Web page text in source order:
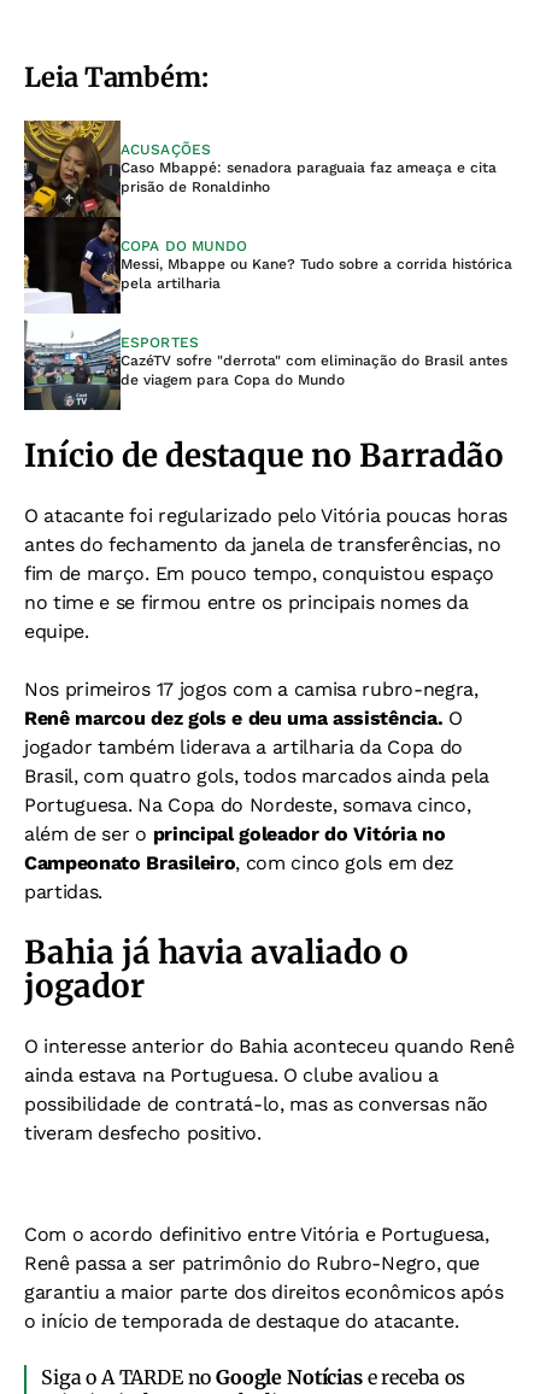
Leia Também:
ACUSAÇÕES
Caso Mbappé: senadora paraguaia faz ameaça e cita
prisão de Ronaldinho
COPA DO MUNDO
Messi, Mbappe ou Kane? Tudo sobre a corrida histórica
pela artilharia
ESPORTES
CazéTV sofre "derrota" com eliminação do Brasil antes
de viagem para Copa do Mundo
Início de destaque no Barradão
O atacante foi regularizado pelo Vitória poucas horas
antes do fechamento da janela de transferências, no
fim de março. Em pouco tempo, conquistou espaço
no time e se firmou entre os principais nomes da
equipe.
Nos primeiros 17 jogos com a camisa rubro-negra,
Renê marcou dez gols e deu uma assistência. O
jogador também liderava a artilharia da Copa do
Brasil, com quatro gols, todos marcados ainda pela
Portuguesa. Na Copa do Nordeste, somava cinco,
além de ser o principal goleador do Vitória no
Campeonato Brasileiro, com cinco gols em dez
partidas.
Bahia já havia avaliado o
jogador
O interesse anterior do Bahia aconteceu quando Renê
ainda estava na Portuguesa. O clube avaliou a
possibilidade de contratá-lo, mas as conversas não
tiveram desfecho positivo.
Com o acordo definitivo entre Vitória e Portuguesa,
Renê passa a ser patrimônio do Rubro-Negro, que
garantiu a maior parte dos direitos econômicos após
o início de temporada de destaque do atacante.
Siga o A TARDE noGoogle Notíciase receba os